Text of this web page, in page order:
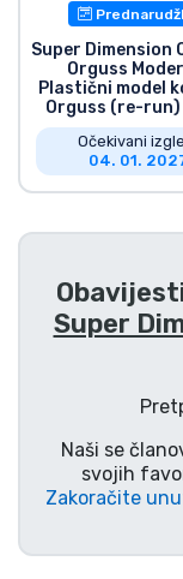
Super Dimension
Orguss
Plastični model
Orguss (re-run)
Očekivani
04. 01.
Super
Naši se
svojih
Zakoračite
Marke